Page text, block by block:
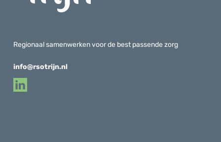
Regionaal samenwerken voor de best passende zorg
info@rsotrijn.nl